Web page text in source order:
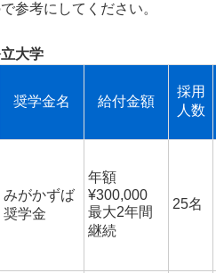
参考にしてください。
大学
奨学金名 給付金額
採用
人数
みがかずば
奨学金
年額
¥300,000
最大2年間
継続
25名